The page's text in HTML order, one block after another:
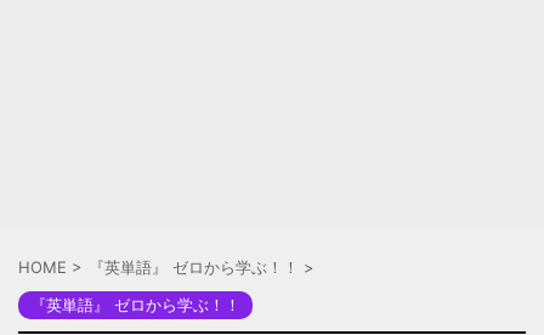
HOME > 『英単語』 ゼロから学ぶ！！
>
『英単語』 ゼロから学ぶ！！